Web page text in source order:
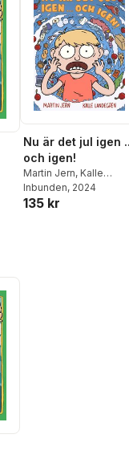
Nu är det jul igen
och igen!
Martin Jern, Kalle
Landegren
Inbunden, 2024
135 kr